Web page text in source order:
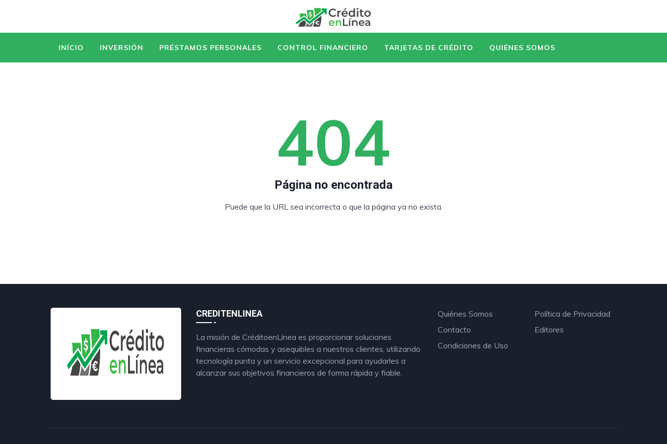
INÍCIO INVERSIÓN PRÉSTAMOS PERSONALES CONTROL FINANCIERO TARJETAS DE CRÉDITO QUIÉNES SOMOS
404
Página no encontrada
Puede que la URL sea incorrecta o que la página ya no exista.
CREDITENLINEA
La misión de CréditoenLínea es proporcionar soluciones
financieras cómodas y asequibles a nuestros clientes, utilizando
tecnología punta y un servicio excepcional para ayudarles a
alcanzar sus objetivos financieros de forma rápida y fiable.
Quiénes Somos
Contacto
Condiciones de Uso
Política de Privacidad
Editores